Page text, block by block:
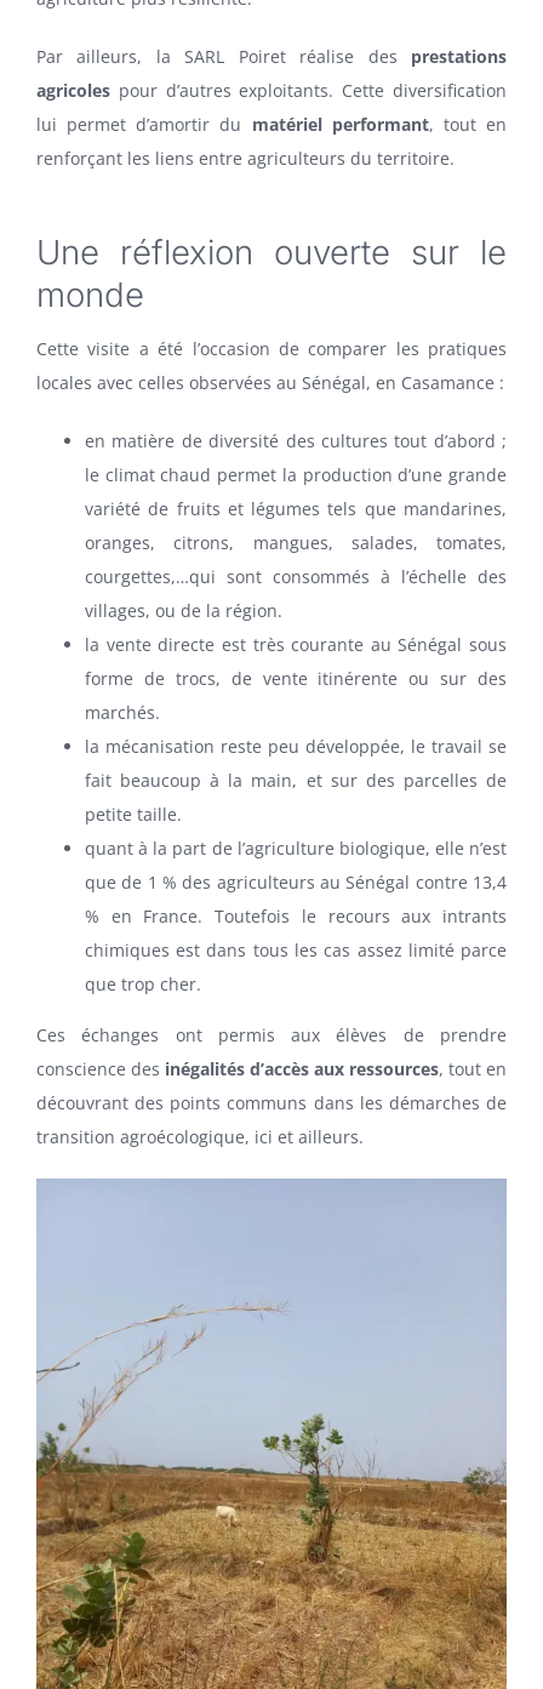
Par ailleurs, la SARL Poiret réalise des prestations
agricolespour d’autres exploitants. Cette diversification
lui permet d’amortir du matériel performant, tout en
renforçant les liens entre agriculteurs du territoire.
Une réflexion ouverte sur le
monde
Cette visite a été l’occasion de comparer les pratiques
locales avec celles observées au Sénégal, en Casamance :
en matière de diversité des cultures tout d’abord ;
le climat chaud permet la production d’une grande
variété de fruits et légumes tels que mandarines,
oranges, citrons, mangues, salades, tomates,
courgettes,…qui sont consommés à l’échelle des
villages, ou de la région.
la vente directe est très courante au Sénégal sous
forme de trocs, de vente itinérente ou sur des
marchés.
la mécanisation reste peu développée, le travail se
fait beaucoup à la main, et sur des parcelles de
petite taille.
quant à la part de l’agriculture biologique, elle n’est
que de 1 % des agriculteurs au Sénégal contre 13,4
% en France. Toutefois le recours aux intrants
chimiques est dans tous les cas assez limité parce
que trop cher.
Ces échanges ont permis aux élèves de prendre
conscience des inégalités d’accès aux ressources, tout en
découvrant des points communs dans les démarches de
transition agroécologique, ici et ailleurs.